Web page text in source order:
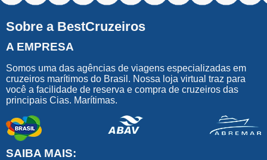
Sobre a BestCruzeiros
A EMPRESA
Somos uma das agências de viagens especializadas em
cruzeiros marítimos do Brasil. Nossa loja virtual traz para
você a facilidade de reserva e compra de cruzeiros das
principais Cias. Marítimas.
SAIBA MAIS: